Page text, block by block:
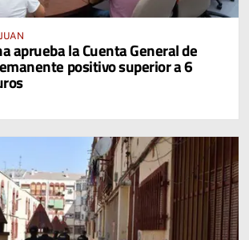
aprueba la Cuenta General de
positivo superior a 6